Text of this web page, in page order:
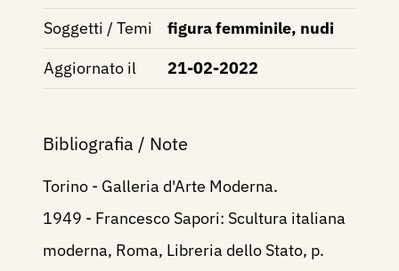
Soggetti / Temi
figura femminile, nudi
Aggiornato il
21-02-2022
Bibliografia / Note
Torino - Galleria d'Arte Moderna.
1949 - Francesco Sapori: Scultura italiana
moderna, Roma, Libreria dello Stato, p.